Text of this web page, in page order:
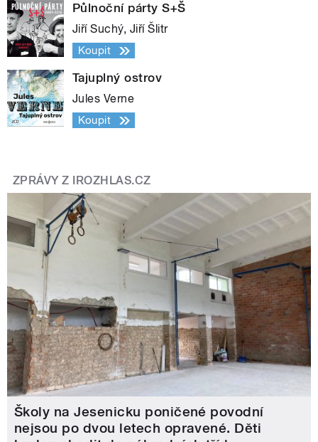
Půlnoční párty S+Š
Jiří Suchý, Jiří Šlitr
Koupit
Tajuplný ostrov
Jules Verne
Koupit
ZPRÁVY Z IROZHLAS.CZ
Školy na Jesenicku poničené povodní
nejsou po dvou letech opravené. Děti